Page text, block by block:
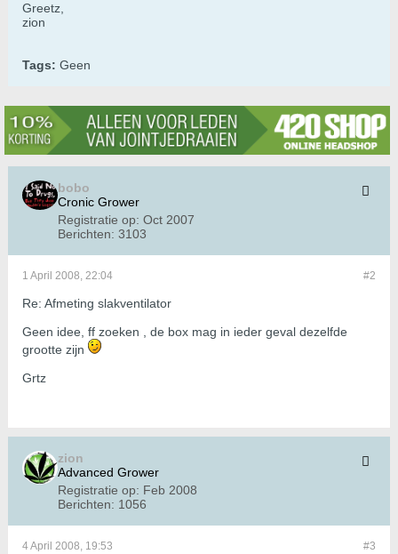
Greetz,
zion
Tags: Geen
bobo
Cronic Grower
Registratie op: Oct 2007
Berichten: 3103
#2
1 April 2008, 22:04
Re: Afmeting slakventilator
Geen idee, ff zoeken , de box mag in ieder geval dezelfde
grootte zijn
Grtz
zion
Advanced Grower
Registratie op: Feb 2008
Berichten: 1056
#3
4 April 2008, 19:53